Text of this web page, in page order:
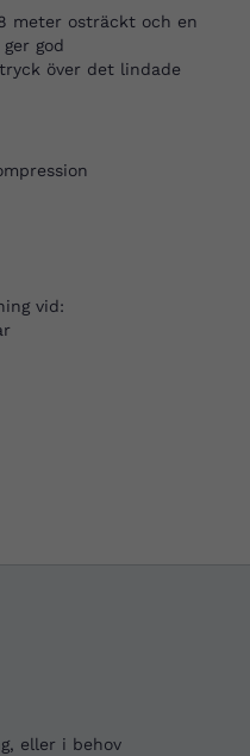
meter osträckt och en
god
över det lindade
vid:
eller i behov